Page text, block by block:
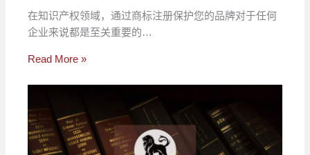
在知识产权领域，通过商标注册保护您的品牌对于任何
企业来说都是至关重要的…
Read More »